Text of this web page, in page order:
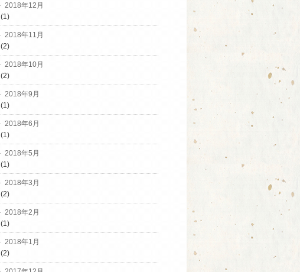
2018年12月
(1)
2018年11月
(2)
2018年10月
(2)
2018年9月
(1)
2018年6月
(1)
2018年5月
(1)
2018年3月
(2)
2018年2月
(1)
2018年1月
(2)